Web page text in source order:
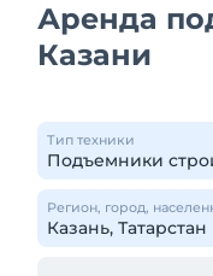
Аренда
Казани
Тип техники
Регион, город,